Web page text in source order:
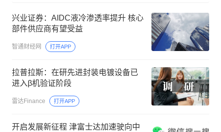
兴业证券：AIDC液冷渗透率提升 核心
部件供应商有望受益
智通财经网 打开APP
拉普拉斯：在研先进封装电镀设备已
进入β机验证阶段
雷达Finance 打开APP
开启发展新征程 津富士达加速驶向中